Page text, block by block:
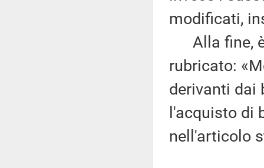
modificati,
Alla fine, è
rubricato:
derivanti dai
l'acquisto di
nell'articolo